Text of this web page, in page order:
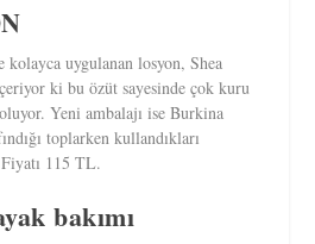
kolayca uygulanan losyon, Shea
ki bu özüt sayesinde çok kuru
Yeni ambalajı ise Burkina
toplarken kullandıkları
115 TL.
bakımı